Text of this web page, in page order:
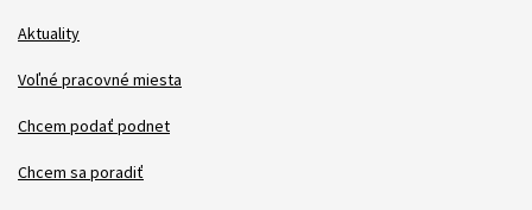
Aktuality
Voľné pracovné miesta
Chcem podať podnet
Chcem sa poradiť